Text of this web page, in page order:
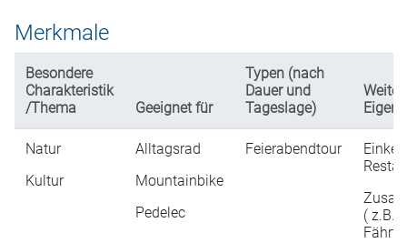
Merkmale
Besondere
Charakteristik
/Thema
Geeignet für
Typen (nach
Dauer und
Tageslage)
Natur
Kultur
Alltagsrad
Mountainbike
Pedelec
Feierabendtour
( z.B.